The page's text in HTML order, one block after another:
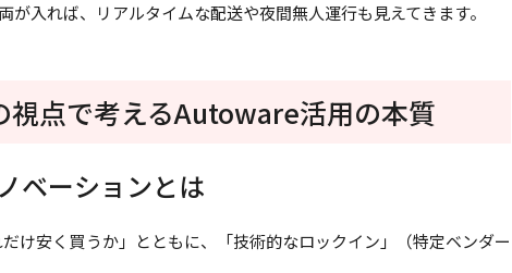
入れば、リアルタイムな配送や夜間無人運行も見えてきます。
視点で考えるAutoware活用の本質
ベーションとは
け安く買うか」とともに、「技術的なロックイン」（特定ベンダー